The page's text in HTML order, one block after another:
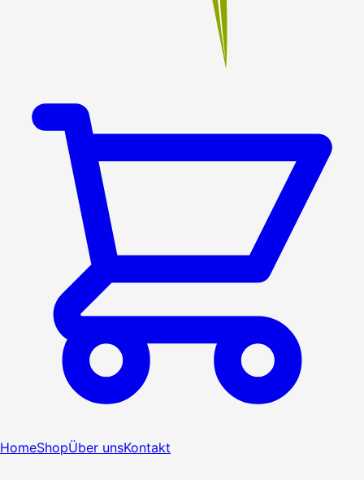
HomeShopÜber unsKontakt